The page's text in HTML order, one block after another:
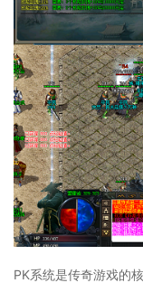
PK系统是传奇游戏的